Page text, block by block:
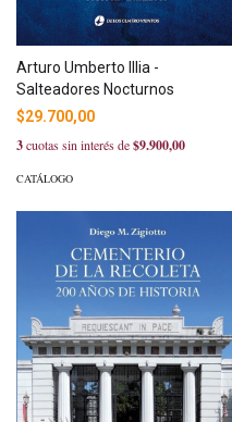
Arturo Umberto Illia -
Salteadores Nocturnos
$29.700,00
3cuotas sin interés de$9.900,00
CATÁLOGO